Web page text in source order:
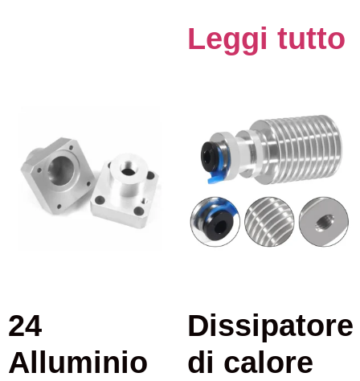
Leggi tutto
24
Alluminio
Dissipatore
di calore